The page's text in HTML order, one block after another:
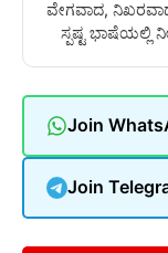
ವೇಗವಾದ, ನಿಖರವಾದ
ಸ್ಪಷ್ಟ ಭಾಷೆಯಲ್ಲಿ
Join
Join